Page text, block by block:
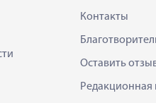
Контакты
Оставить
Редакционная